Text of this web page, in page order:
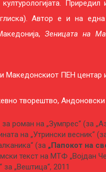
Автор е и на една
Зеницата на
Македонскиот ПЕН центар
творештво, Андоновски
роман на „Зумпрес“ (за
на „Утрински весник“
(за „Папокот на
текст на МТФ „Војдан
за „Вештица“, 2011